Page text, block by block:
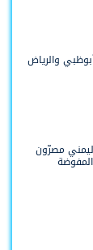
والرياض
مصرّون